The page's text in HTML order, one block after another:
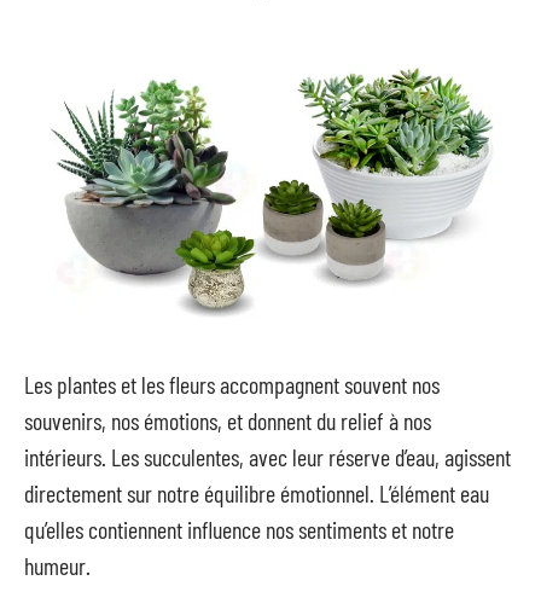
Les plantes et les fleurs accompagnent souvent nos
souvenirs, nos émotions, et donnent du relief à nos
intérieurs. Les succulentes, avec leur réserve d’eau, agissent
directement sur notre équilibre émotionnel. L’élément eau
qu’elles contiennent influence nos sentiments et notre
humeur.